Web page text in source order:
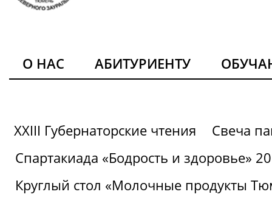
О НАС АБИТУРИЕНТУ
XXIII Губернаторские чтения
Свеча
Спартакиада «Бодрость и здоровье»
Круглый стол «Молочные продукты